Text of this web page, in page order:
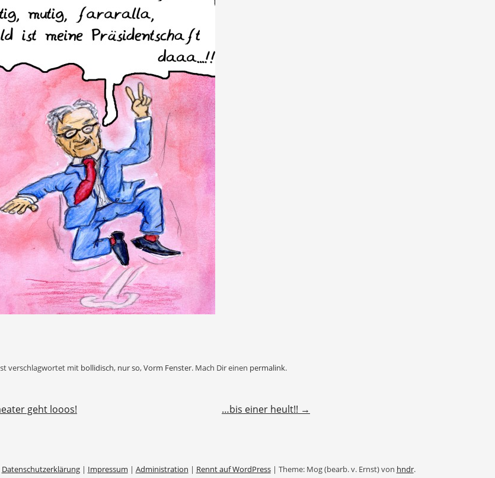
verschlagwortet mit bollidisch, nur so,Vorm Fenster. Mach Dir einen permalink.
geht looos! …bis einer heult!! →
Datenschutzerklärung | Impressum | Administration | Rennt auf WordPress | Theme: Mog (bearb. v. Ernst) von hndr.